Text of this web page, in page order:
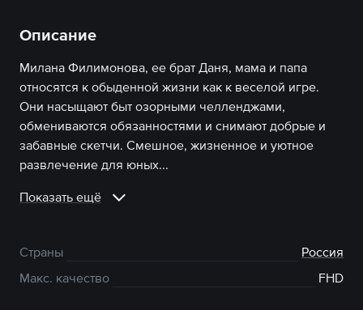
Описание
Милана Филимонова, ее брат Даня, мама и папа
относятся к обыденной жизни как к веселой игре.
Они насыщают быт озорными челленджами,
обмениваются обязанностями и снимают добрые и
забавные скетчи. Смешное, жизненное и уютное
развлечение для юных...
Показать ещё
Страны
Россия
Макс. качество
FHD